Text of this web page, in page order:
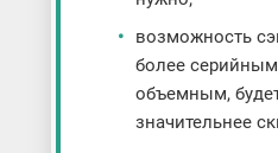
возможность
более
объемным,
значительнее